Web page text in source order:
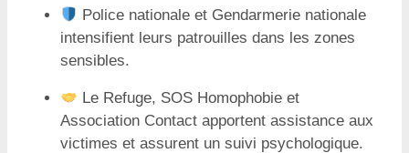
Police nationale et Gendarmerie nationale
intensifient leurs patrouilles dans les zones
sensibles.
Le Refuge, SOS Homophobie et
Association Contact apportent assistance aux
victimes et assurent un suivi psychologique.